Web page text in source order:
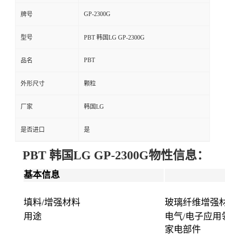
牌号 GP-2300G
型号 PBT 韩国LG GP-2300G
品名 PBT
外形尺寸 颗粒
厂家 韩国LG
是否进口 是
PBT 韩国LG GP-2300G物性信息：
基本信息
填料/增强材料
玻璃纤维增强
用途
电气/电子应用
家电部件